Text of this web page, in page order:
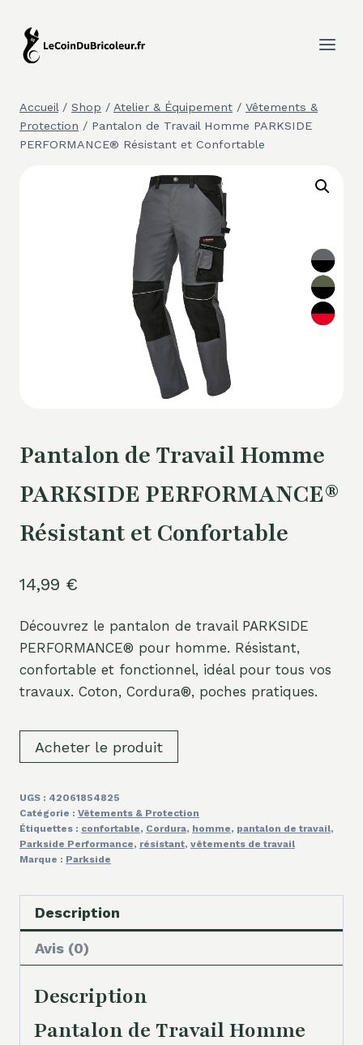
contenu
Accueil / Shop / Atelier & Équipement / Vêtements &
Protection / Pantalon de Travail Homme PARKSIDE
PERFORMANCE® Résistant et Confortable
Pantalon de Travail Homme
PARKSIDE PERFORMANCE®
Résistant et Confortable
14,99 €
Découvrez le pantalon de travail PARKSIDE
PERFORMANCE® pour homme. Résistant,
confortable et fonctionnel, idéal pour tous vos
travaux. Coton, Cordura®, poches pratiques.
Acheter le produit
UGS : 42061854825
Catégorie : Vêtements & Protection
Étiquettes : confortable, Cordura, homme, pantalon de travail,
Parkside Performance, résistant, vêtements de travail
Marque : Parkside
Description
Avis (0)
Description
Pantalon de Travail Homme